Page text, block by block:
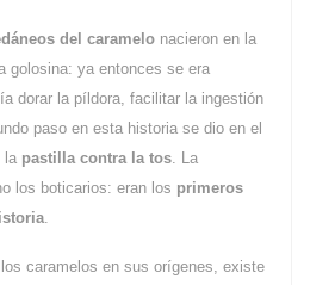
del caramelo nacieron en la
golosina: ya entonces se era
dorar la píldora, facilitar la ingestión
paso en esta historia se dio en el
la pastilla contra la tos. La
los boticarios: eran los primeros
.
caramelos en sus orígenes, existe